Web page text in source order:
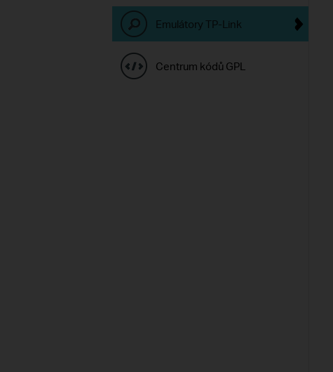
Emulátory TP-Link
Centrum kódů GPL